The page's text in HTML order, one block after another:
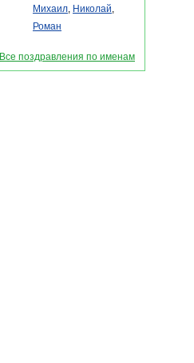
Михаил, Николай,
Роман
Все поздравления по именам